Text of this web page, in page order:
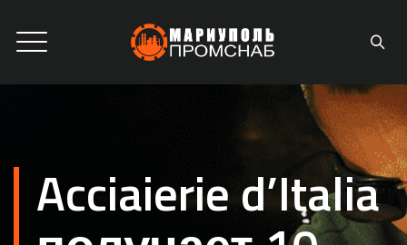
Acciaierie d’Italia